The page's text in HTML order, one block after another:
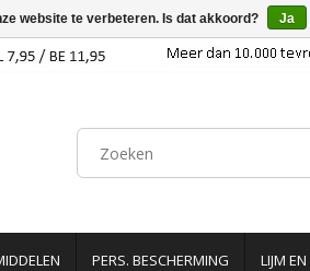
PERS. BESCHERMING LIJM
website te verbeteren. Is dat akkoord? Ja